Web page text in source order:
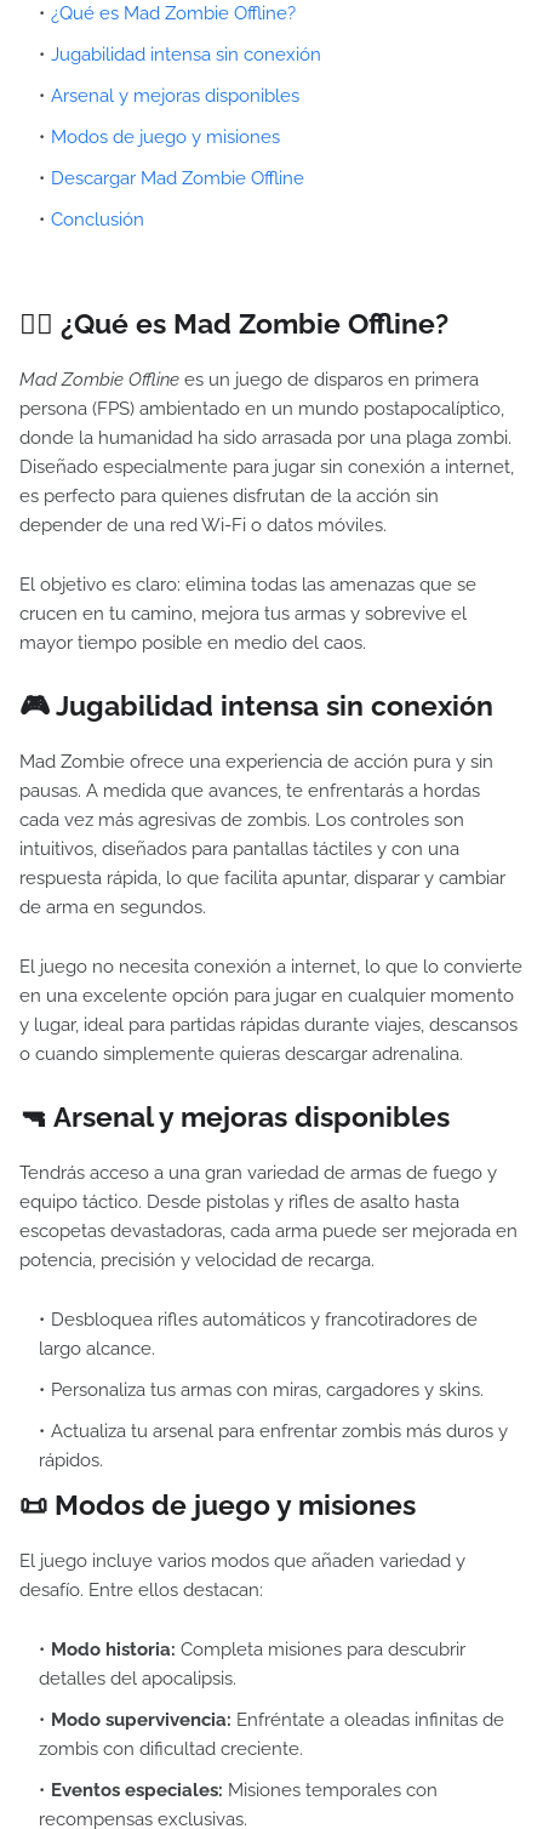
¿Qué es Mad Zombie Offline?
Jugabilidad intensa sin conexión
Arsenal y mejoras disponibles
Modos de juego y misiones
Descargar Mad Zombie Offline
Conclusión
🧟‍♂️ ¿Qué es Mad Zombie Offline?
Mad Zombie Offline es un juego de disparos en primera
persona (FPS) ambientado en un mundo postapocalíptico,
donde la humanidad ha sido arrasada por una plaga zombi.
Diseñado especialmente para jugar sin conexión a internet,
es perfecto para quienes disfrutan de la acción sin
depender de una red Wi-Fi o datos móviles.
El objetivo es claro: elimina todas las amenazas que se
crucen en tu camino, mejora tus armas y sobrevive el
mayor tiempo posible en medio del caos.
🎮 Jugabilidad intensa sin conexión
Mad Zombie ofrece una experiencia de acción pura y sin
pausas. A medida que avances, te enfrentarás a hordas
cada vez más agresivas de zombis. Los controles son
intuitivos, diseñados para pantallas táctiles y con una
respuesta rápida, lo que facilita apuntar, disparar y cambiar
de arma en segundos.
El juego no necesita conexión a internet, lo que lo convierte
en una excelente opción para jugar en cualquier momento
y lugar, ideal para partidas rápidas durante viajes, descansos
o cuando simplemente quieras descargar adrenalina.
🔫 Arsenal y mejoras disponibles
Tendrás acceso a una gran variedad de armas de fuego y
equipo táctico. Desde pistolas y rifles de asalto hasta
escopetas devastadoras, cada arma puede ser mejorada en
potencia, precisión y velocidad de recarga.
Desbloquea rifles automáticos y francotiradores de
largo alcance.
Personaliza tus armas con miras, cargadores y skins.
Actualiza tu arsenal para enfrentar zombis más duros y
rápidos.
📜 Modos de juego y misiones
El juego incluye varios modos que añaden variedad y
desafío. Entre ellos destacan:
Modo historia: Completa misiones para descubrir
detalles del apocalipsis.
Modo supervivencia: Enfréntate a oleadas infinitas de
zombis con dificultad creciente.
Eventos especiales: Misiones temporales con
recompensas exclusivas.